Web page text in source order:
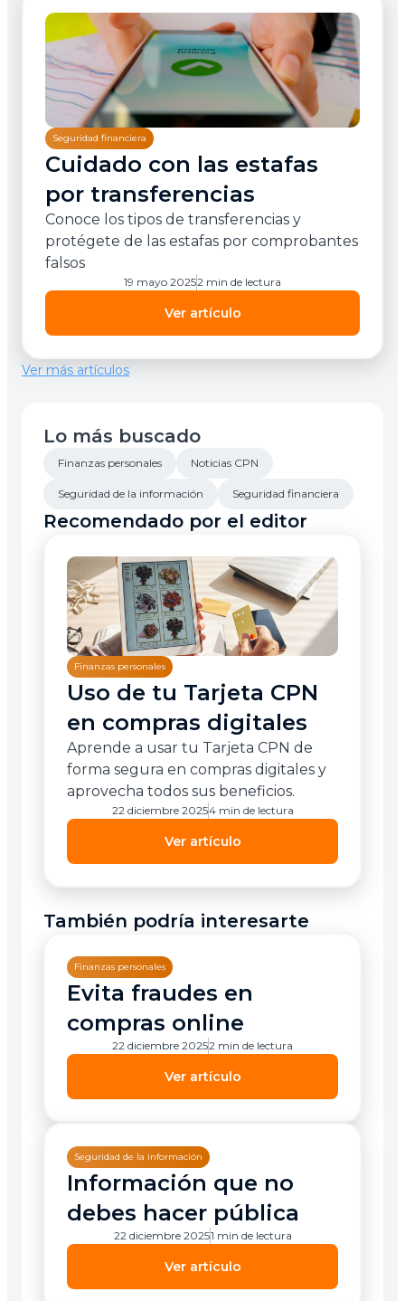
Seguridad financiera
Cuidado con las estafas
por transferencias
Conoce los tipos de transferencias y
protégete de las estafas por comprobantes
falsos
Ver artículo
19 mayo 20252 min de lectura
Ver más artículos
Lo más buscado
Finanzas personales Noticias CPN
Seguridad de la información Seguridad financiera
Recomendado por el editor
Finanzas personales
Uso de tu Tarjeta CPN
en compras digitales
Aprende a usar tu Tarjeta CPN de
forma segura en compras digitales y
aprovecha todos sus beneficios.
Ver artículo
22 diciembre 20254 min de lectura
También podría interesarte
Finanzas personales
Evita fraudes en
compras online
Ver artículo
22 diciembre 20252 min de lectura
Seguridad de la información
Información que no
debes hacer pública
Ver artículo
22 diciembre 20251 min de lectura